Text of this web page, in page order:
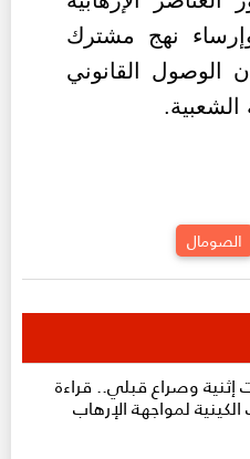
نهج مشترك
الوصول القانوني
الشعبية.
الصومال
إثنية وصراع قبلي.. قراءة
لمواجهة الإرهاب